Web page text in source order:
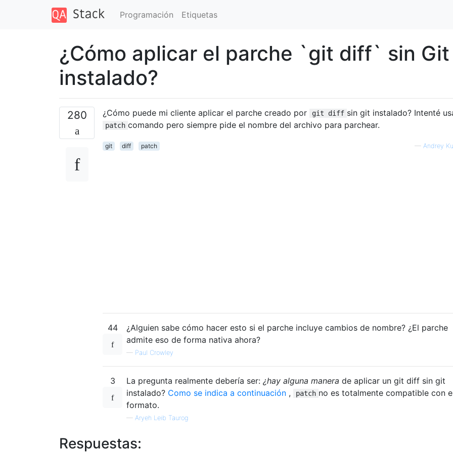
Programación Etiquetas
¿Cómo aplicar el parche `git diff` sin Git
instalado?
280 ¿Cómo puede mi cliente aplicar el parche creado por git diff sin git instalado? Intenté
patch comando pero siempre pide el nombre del archivo para parchear.
git diff patch — Andrey
44
¿Alguien sabe cómo hacer esto si el parche incluye cambios de nombre? ¿El parche
admite eso de forma nativa ahora?
— Paul Crowley
3 La pregunta realmente debería ser: ¿hay alguna manera de aplicar un git diff sin git
instalado? Como se indica a continuación , patch no es totalmente compatible con
formato.
— Aryeh Leib Taurog
Respuestas: